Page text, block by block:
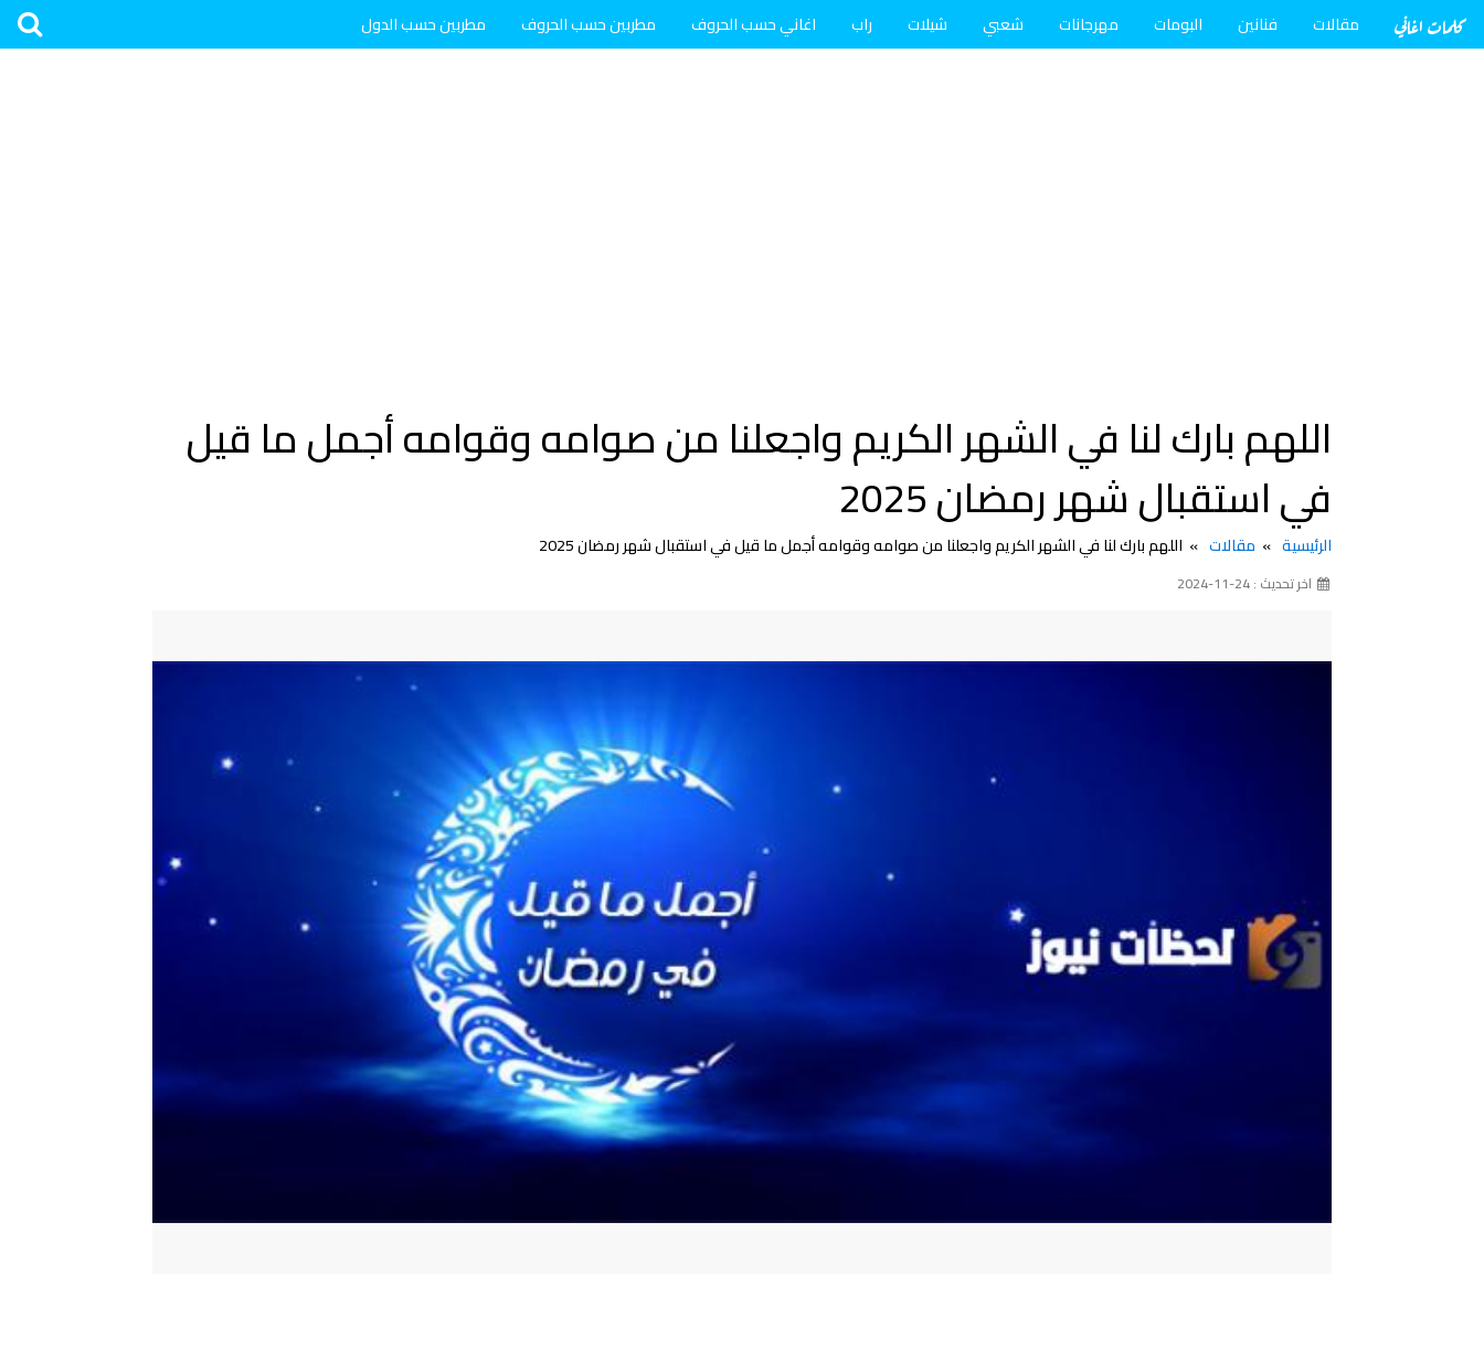
كلمات اغاني مقالات فنانين البومات مهرجانات شعبي شيلات راب اغاني حسب الحروف مطربين حسب الحروف مطربين حسب الدول
اللهم بارك لنا في الشهر الكريم واجعلنا من صوامه وقوامه أجمل ما قيل
في استقبال شهر رمضان 2025
الرئيسية مقالات اللهم بارك لنا في الشهر الكريم واجعلنا من صوامه وقوامه أجمل ما قيل في استقبال شهر رمضان 2025
اخر تحديث : 24-11-2024